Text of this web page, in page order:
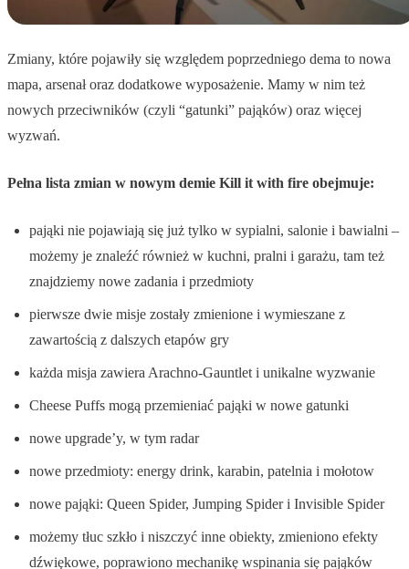
Zmiany, które pojawiły się względem poprzedniego dema to nowa
mapa, arsenał oraz dodatkowe wyposażenie. Mamy w nim też
nowych przeciwników (czyli “gatunki” pająków) oraz więcej
wyzwań.
Pełna lista zmian w nowym demie Kill it with fire obejmuje:
pająki nie pojawiają się już tylko w sypialni, salonie i bawialni –
możemy je znaleźć również w kuchni, pralni i garażu, tam też
znajdziemy nowe zadania i przedmioty
pierwsze dwie misje zostały zmienione i wymieszane z
zawartością z dalszych etapów gry
każda misja zawiera Arachno-Gauntlet i unikalne wyzwanie
Cheese Puffs mogą przemieniać pająki w nowe gatunki
nowe upgrade’y, w tym radar
nowe przedmioty: energy drink, karabin, patelnia i mołotow
nowe pająki: Queen Spider, Jumping Spider i Invisible Spider
możemy tłuc szkło i niszczyć inne obiekty, zmieniono efekty
dźwiękowe, poprawiono mechanikę wspinania się pająków